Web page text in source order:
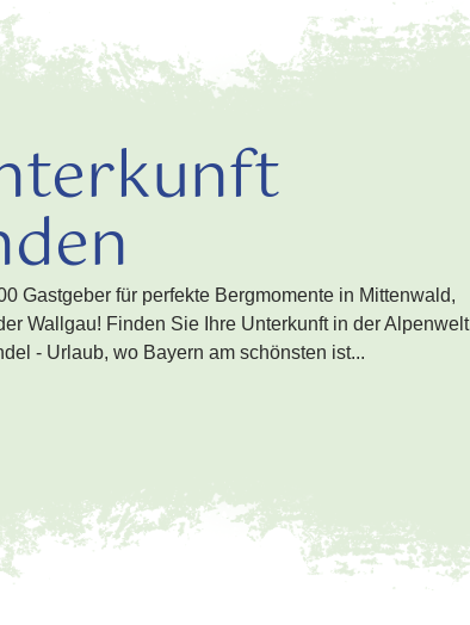
Gastgeber für perfekte Bergmomente in Mittenwald,
Wallgau! Finden Sie Ihre Unterkunft in der Alpenwelt
- Urlaub, wo Bayern am schönsten ist...